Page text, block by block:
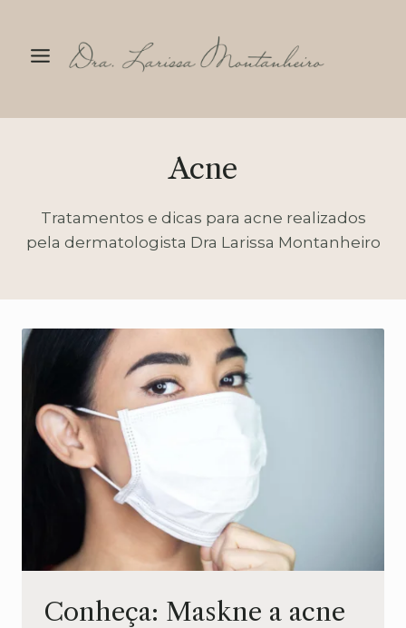
Acne
Tratamentos e dicas para acne realizados
pela dermatologista Dra Larissa Montanheiro
Conheça: Maskne a acne